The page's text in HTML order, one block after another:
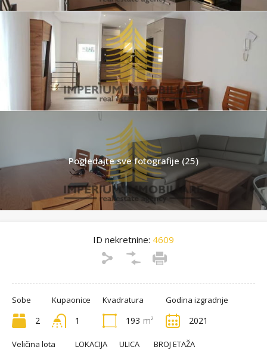
Pogledajte sve fotografije (25)
ID nekretnine: 4609
Sobe
2
Kupaonice
1
Kvadratura
193 m²
Godina izgradnje
2021
Veličina lota LOKACIJA ULICA BROJ ETAŽA